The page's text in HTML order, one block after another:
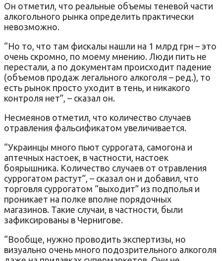
Он отметил, что реальные объемы теневой части
алкогольного рынка определить практически
невозможно.
“Но то, что там фискалы нашли на 1 млрд грн – это
очень скромно, по моему мнению. Люди пить не
перестали, а по документам происходит падение
(объемов продаж легального алкоголя – ред.), то
есть рынок просто уходит в тень, и никакого
контроля нет”, – сказал он.
Несмеянов отметил, что количество случаев
отравления фальсификатом увеличивается.
“Украинцы много пьют суррогата, самогона и
аптечных настоек, в частности, настоек
боярышника. Количество случаев от отравления
суррогатом растут”, – сказал он и добавил, что
торговля суррогатом “выходит” из подполья и
проникает на полке вполне порядочных
магазинов. Такие случаи, в частности, были
зафиксированы в Чернигове.
“Вообще, нужно проводить экспертизы, но
визуально очень много подозрительного алкоголя